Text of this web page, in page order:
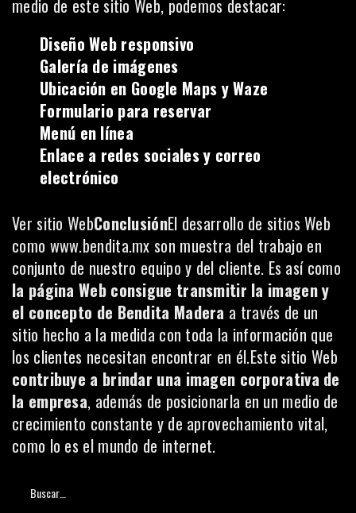
medio de este sitio Web, podemos destacar:
Diseño Web responsivo
Galería de imágenes
Ubicación en Google Maps y Waze
Formulario para reservar
Menú en línea
Enlace a redes sociales y correo
electrónico
Ver sitio WebConclusiónEl desarrollo de sitios Web
como www.bendita.mx son muestra del trabajo en
conjunto de nuestro equipo y del cliente. Es así como
la página Web consigue transmitir la imagen y
el concepto de Bendita Madera a través de un
sitio hecho a la medida con toda la información que
los clientes necesitan encontrar en él.Este sitio Web
contribuye a brindar una imagen corporativa de
la empresa, además de posicionarla en un medio de
crecimiento constante y de aprovechamiento vital,
como lo es el mundo de internet.